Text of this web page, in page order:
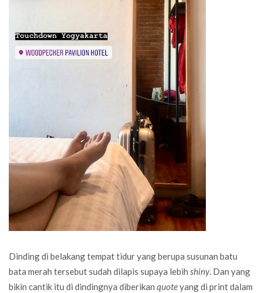
Dinding di belakang tempat tidur yang berupa susunan batu
bata merah tersebut sudah dilapis supaya lebih shiny. Dan yang
bikin cantik itu di dindingnya diberikan quoteyang di print dalam